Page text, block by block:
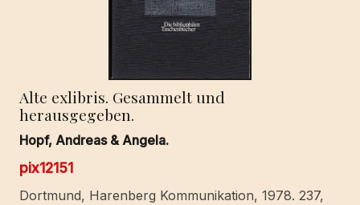
Alte exlibris. Gesammelt und
herausgegeben.
Hopf, Andreas & Angela.
pix12151
Dortmund, Harenberg Kommunikation, 1978. 237,